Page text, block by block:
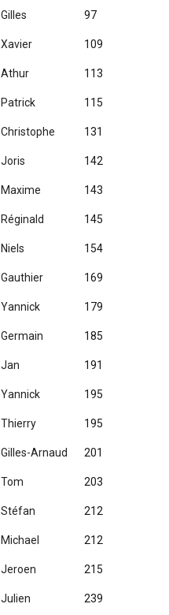
Gilles 97
Xavier 109
Athur 113
Patrick 115
Christophe 131
Joris 142
Maxime 143
Réginald 145
Niels 154
Gauthier 169
Yannick 179
Germain 185
Jan 191
Yannick 195
Thierry 195
Gilles-Arnaud 201
Tom 203
Stéfan 212
Michael 212
Jeroen 215
Julien 239